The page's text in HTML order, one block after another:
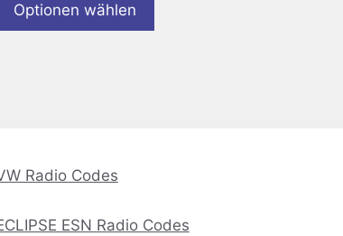
Optionen wählen
Radio Codes
ESN Radio Codes